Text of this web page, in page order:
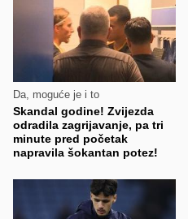
Da, moguće je i to
Skandal godine! Zvijezda
odradila zagrijavanje, pa tri
minute pred početak
napravila šokantan potez!